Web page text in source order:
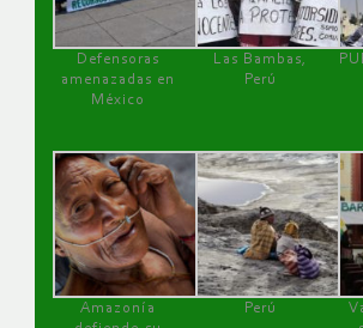
Defensoras
amenazadas en
México
Las Bambas,
Perú
Amazonía
Perú